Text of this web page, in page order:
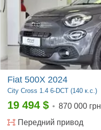
Fiat 500X 2024
City Cross 1.4 6-DCT (140 к.с.)
19 494$ • 870 000 грн
Передний привод